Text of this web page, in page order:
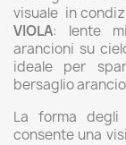
visuale in
VIOLA: lente
arancioni su
ideale per
bersaglio
La forma
consente una